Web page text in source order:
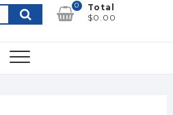
Buscar
por:
0
Total
$0.00